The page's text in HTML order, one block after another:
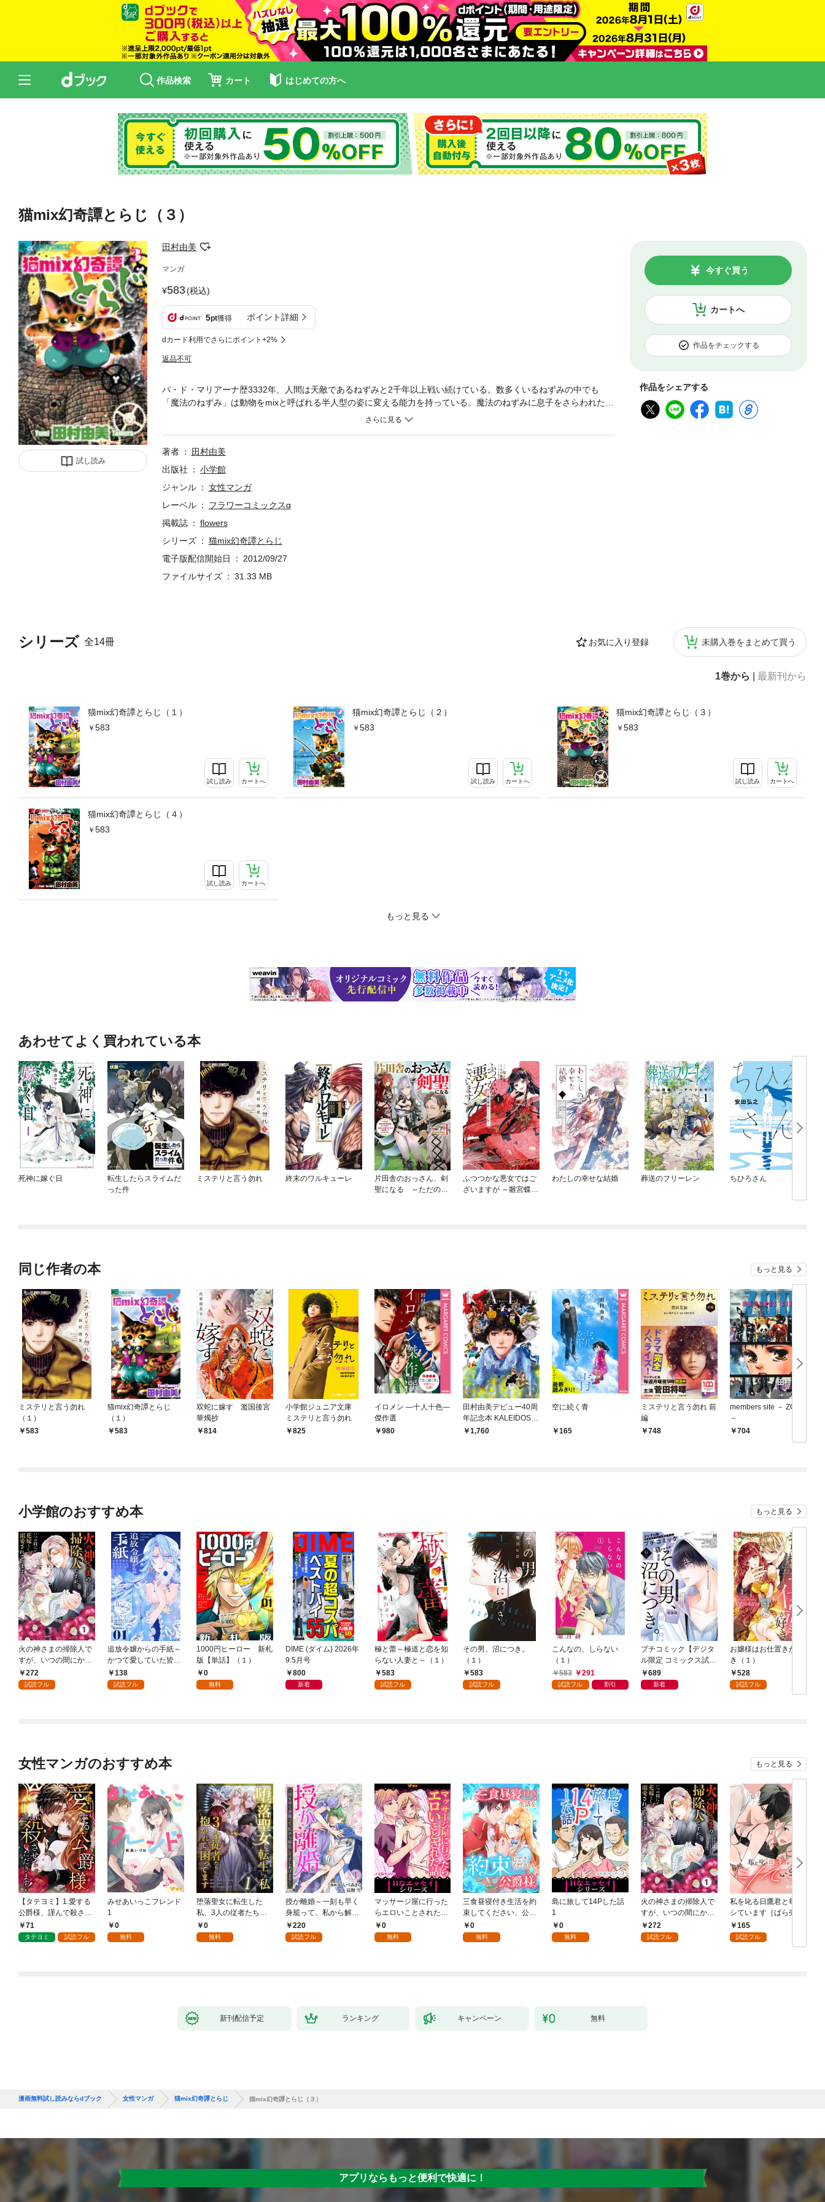
作品検索 カート はじめての方へ
猫mix幻奇譚とらじ（３）
試し読み
田村由美
マンガ
583(税込)
5pt獲得 ポイント詳細
dカード利用でさらにポイント+2%
返品不可
カートへ
今すぐ買う
作品をチェックする
作品をシェアする
シリーズ 全14冊 お気に入り登録 未購入巻をまとめて買う
1巻から 最新刊から
猫mix幻奇譚とらじ（１）
583
試し読み カートへ
猫mix幻奇譚とらじ（２）
583
試し読み カートへ
猫mix幻奇譚とらじ（３）
583
試し読み カートへ
猫mix幻奇譚とらじ（４）
583
試し読み カートへ
もっと見る
パ・ド・マリアーナ歴3332年、人間は天敵であるねずみと2千年以上戦い続けている。数多くいるねずみの中でも
「魔法のねずみ」は動物をmixと呼ばれる半人型の姿に変える能力を持っている。魔法のねずみに息子をさらわれたパ
イ・ヤンは、猫mixとらじと次の目的地・氷の宮殿を目指すことになり…！？
著者
田村由美
出版社
小学館
ジャンル
女性マンガ
レーベル
フラワーコミックスα
掲載誌
flowers
シリーズ
猫mix幻奇譚とらじ
電子版配信開始日
2012/09/27
ファイルサイズ
31.33 MB
あわせてよく買われている本
死神に嫁ぐ日
転生したらスライムだ
った件
ミステリと言う勿れ 終末のワルキューレ
片田舎のおっさん、剣
聖になる ～ただの田
ふつつかな悪女ではご
ざいますが ～雛宮蝶鼠
わたしの幸せな結婚 葬送のフリーレン ちひろさん
同じ作者の本 もっと見る
ミステリと言う勿れ
（１）
583
猫mix幻奇譚とらじ
（１）
583
双蛇に嫁す 濫国後宮
華燭抄
814
小学館ジュニア文庫
ミステリと言う勿れ
825
イロメン ―十人十色―
傑作選
980
田村由美デビュー40周
年記念本 KALEIDOSC
OPE1,760
空に続く青
165
ミステリと言う勿れ 前
編
748
members site － ZOO
－
704
小学館のおすすめ本 もっと見る
火の神さまの掃除人で
すが、いつの間にか花
嫁として溺愛されてい
ます【単話】（１）
272
試読フル
追放令嬢からの手紙～
かつて愛していた皆さ
まへ 私のことなどお忘
れですか？～【単話】
138
試読フル
1000円ヒーロー 新札
版【単話】（１）
0
無料
DIME (ダイム) 2026年
9.5月号
800
新着
極と蕾～極道と恋を知
らない人妻と～（１）
583
試読フル
その男、沼につき。
（１）
583
試読フル
こんなの、しらない
（１）
583
291
試読フル 割引
プチコミック【デジタ
ル限定 コミックス試し
読み特典付き】 2026
年9月号（2026年8月7
689
新着
お嬢様はお仕置きが好
き（１）
528
試読フル
女性マンガのおすすめ本 もっと見る
【タテヨミ】1.愛する
公爵様、謹んで殺させ
ていただきます！
71
タテヨミ 試読フル
みせあいっこフレンド
1
0
無料
堕落聖女に転生した
私、3人の従者たちに
抱かれて困ってます 第
1話
0
無料
授か離婚～一刻も早く
身籠って、私から解放
してさしあげます！1
220
試読フル
マッサージ屋に行った
らエロいことされた話
1 0
無料
三食昼寝付き生活を約
束してください、公爵
様 1話
0
無料
島に旅して14Pした話
1
0
無料
火の神さまの掃除人で
すが、いつの間にか花
嫁として溺愛されてい
ます【単話】（１）
272
試読フル
私を叱る日鷹君と毎晩
シています［ばら売
り］ 第1話
165
試読フル
新刊配信予定 ランキング キャンペーン 無料
漫画無料試し読みならdブック 女性マンガ 猫mix幻奇譚とらじ 猫mix幻奇譚とらじ（３）
アプリならもっと便利で快適に！